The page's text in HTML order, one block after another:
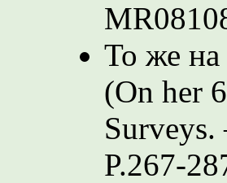
То же на
(On her
P.267-